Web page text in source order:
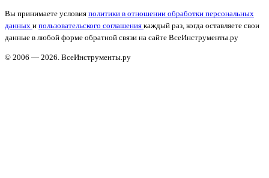
Вы принимаете условия политики в отношении обработки персональных
данных и пользовательского соглашения каждый раз, когда оставляете свои
данные в любой форме обратной связи на сайте ВсеИнструменты.ру
© 2006 — 2026. ВсеИнструменты.ру